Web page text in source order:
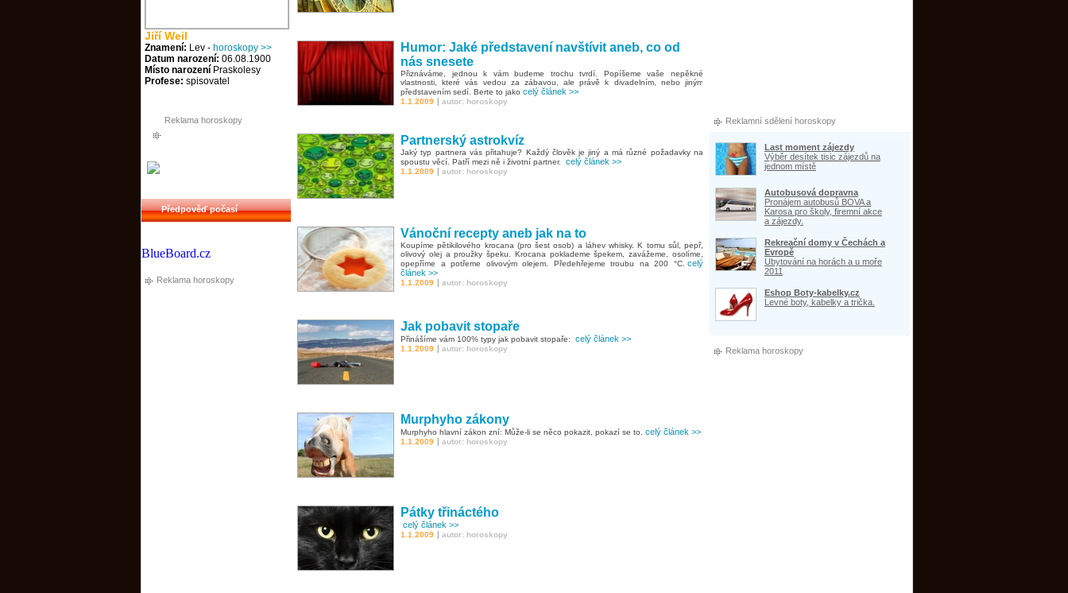
Jiří Weil
Znamení: Lev - horoskopy >>
Datum narození: 06.08.1900
Místo narození Praskolesy
Profese: spisovatel
Reklama horoskopy
Předpověď počasí
BlueBoard.cz
Reklama horoskopy
Humor: Jaké představení navštívit aneb, co od
nás snesete
Přiznáváme, jednou k vám budeme trochu tvrdí. Popíšeme vaše nepěkné
vlastnosti, které vás vedou za zábavou, ale právě k divadelním, nebo jiným
představením sedí. Berte to jako celý článek >>
1.1.2009 | autor: horoskopy
Partnerský astrokvíz
Jaký typ partnera vás přitahuje? Každý člověk je jiný a má různé požadavky na
spoustu věcí. Patří mezi ně i životní partner.
celý článek >>
1.1.2009 | autor: horoskopy
Vánoční recepty aneb jak na to
Koupíme pětikilového krocana (pro šest osob) a láhev whisky. K tomu sůl, pepř,
olivový olej a proužky špeku. Krocana poklademe špekem, zavážeme, osolíme,
opepříme a potřeme olivovým olejem. Předehřejeme troubu na 200 °C. celý
článek >>
1.1.2009 | autor: horoskopy
Jak pobavit stopaře
Přinášíme vám 100% typy jak pobavit stopaře: celý článek >>
1.1.2009 | autor: horoskopy
Murphyho zákony
Murphyho hlavní zákon zní: Může-li se něco pokazit, pokazí se to. celý článek >>
1.1.2009 | autor: horoskopy
Pátky třináctého
celý článek >>
1.1.2009 | autor: horoskopy
Reklamní sdělení horoskopy
Last moment zájezdy
Výběr desítek tisic zájezdů na
jednom místě
Autobusová dopravna
Pronájem autobusů BOVA a
Karosa pro školy, firemní akce
a zájezdy.
Rekreační domy v Čechách a
Evropě
Ubytování na horách a u moře
2011
Eshop Boty-kabelky.cz
Levné boty, kabelky a trička.
Reklama horoskopy